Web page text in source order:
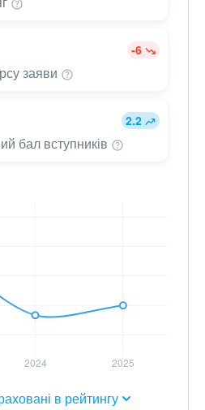
-6
заяви
2.2
бал вступників
в рейтингу